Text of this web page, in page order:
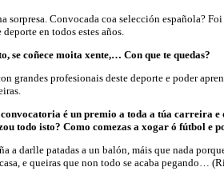
sorpresa. Convocada coa selección española?
en todos estes años.
se coñece moita xente,… Con que te quedas?
grandes profesionais deste deporte e poder
é un premio a toda a túa carreira
todo isto? Como comezas a xogar ó fútbol e
a darlle patadas a un balón, máis que nada
e queiras que non todo se acaba pegando…